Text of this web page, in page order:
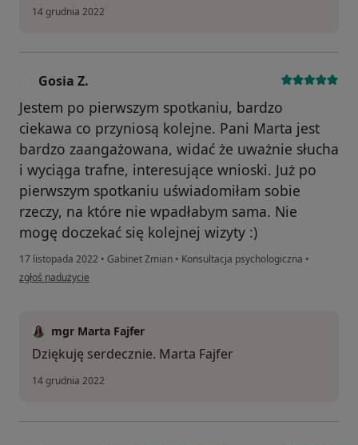
14 grudnia 2022
Gosia Z.
Jestem po pierwszym spotkaniu, bardzo
ciekawa co przyniosą kolejne. Pani Marta jest
bardzo zaangażowana, widać że uważnie słucha
i wyciąga trafne, interesujące wnioski. Już po
pierwszym spotkaniu uświadomiłam sobie
rzeczy, na które nie wpadłabym sama. Nie
mogę doczekać się kolejnej wizyty :)
17 listopada 2022 • Gabinet Zmian • Konsultacja psychologiczna •
w opinii użytkownika Gosia Z.
zgłoś nadużycie
mgr Marta Fajfer
Dziękuję serdecznie. Marta Fajfer
14 grudnia 2022